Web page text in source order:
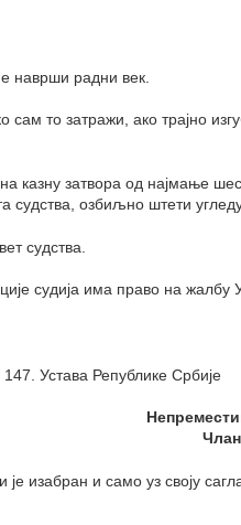
наврши радни век.
сам то затражи, ако трајно
казну затвора од најмање
озбиљно штети
судства.
судија има право на жалбу
Устава Републике Србије
је изабран и само уз своју